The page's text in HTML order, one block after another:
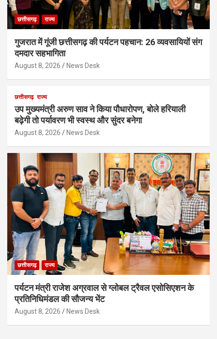
छत्तीसगढ़ राज्य
गुजरात में गूंजी छत्तीसगढ़ की पर्यटन पहचान: 26 व्यवसायियों संग
दमदार सहभागिता
August 8, 2026 News Desk
छत्तीसगढ़ राज्य
उप मुख्यमंत्री अरुण साव ने किया पौधारोपण, बोले हरियाली
बढ़ेगी तो पर्यावरण भी स्वस्थ और सुंदर बनेगा
August 8, 2026 News Desk
छत्तीसगढ़ राज्य
पर्यटन मंत्री राजेश अग्रवाल से ग्लोबल ट्रैवल एसोसिएशन के
प्रतिनिधिमंडल की सौजन्य भेंट
August 8, 2026 News Desk